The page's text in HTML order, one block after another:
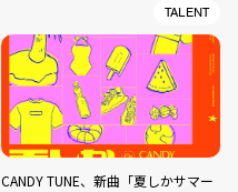
TALENT
CANDY TUNE、新曲「夏しかサマー